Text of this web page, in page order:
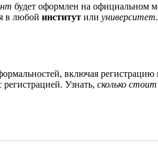
будет оформлен на официальном
в любой институт или университет
включая
Узнать, сколько стоит